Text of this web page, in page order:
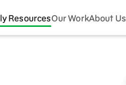
ResourcesOur WorkAbout Us